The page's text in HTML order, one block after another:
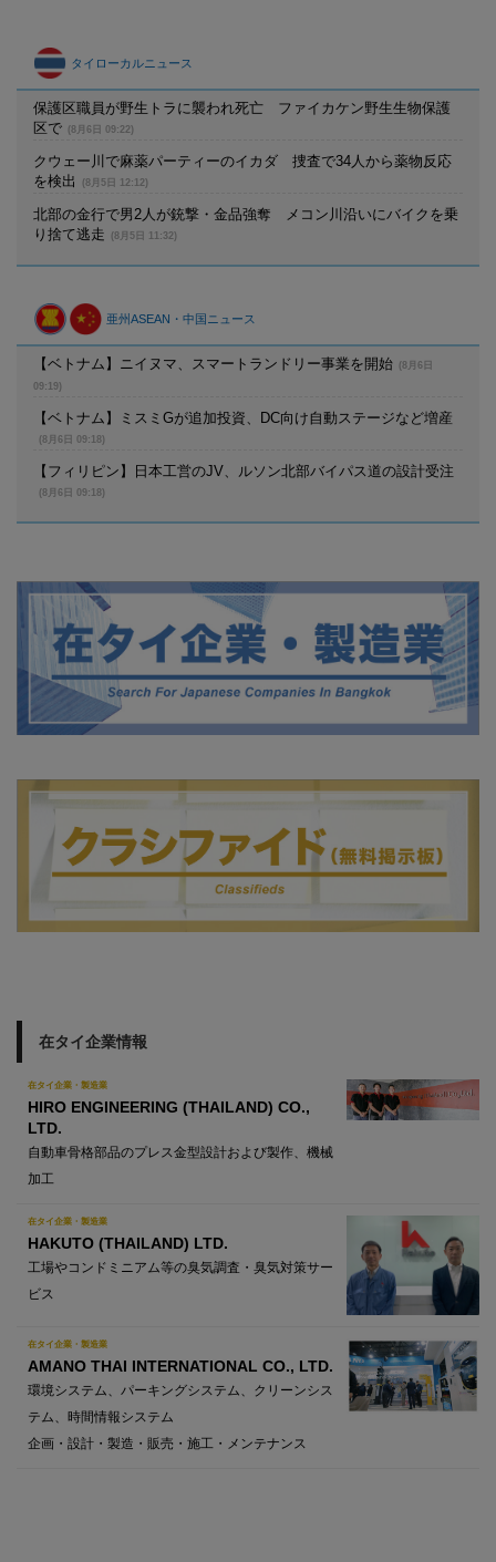
タイローカルニュース
保護区職員が野生トラに襲われ死亡 ファイカケン野生生物保護
区で
(8月6日 09:22)
クウェー川で麻薬パーティーのイカダ 捜査で34人から薬物反応
を検出
(8月5日 12:12)
北部の金行で男2人が銃撃・金品強奪 メコン川沿いにバイクを乗
り捨て逃走
(8月5日 11:32)
亜州ASEAN・中国ニュース
【ベトナム】ニイヌマ、スマートランドリー事業を開始
(8月6日
09:19)
【ベトナム】ミスミGが追加投資、DC向け自動ステージなど増産
(8月6日 09:18)
【フィリピン】日本工営のJV、ルソン北部バイパス道の設計受注
(8月6日 09:18)
在タイ企業情報
在タイ企業・製造業
HIRO ENGINEERING (THAILAND) CO.,
LTD.
自動車骨格部品のプレス金型設計および製作、機械
加工
在タイ企業・製造業
HAKUTO (THAILAND) LTD.
工場やコンドミニアム等の臭気調査・臭気対策サー
ビス
在タイ企業・製造業
AMANO THAI INTERNATIONAL CO., LTD.
環境システム、パーキングシステム、クリーンシス
テム、時間情報システム
企画・設計・製造・販売・施工・メンテナンス